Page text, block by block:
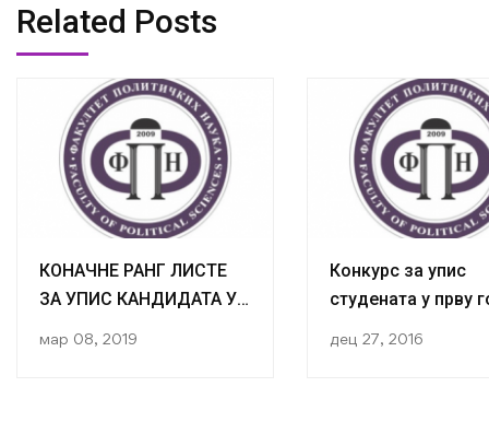
Related Posts
КОНАЧНЕ РАНГ ЛИСТЕ
ЗА УПИС КАНДИДАТА У I
мар 08, 2019
Конкурс за упис
студената у прву
дец 27, 2016